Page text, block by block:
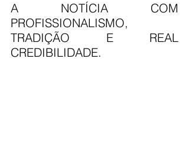
A NOTÍCIA COM
PROFISSIONALISMO,
TRADIÇÃO E REAL
CREDIBILIDADE.